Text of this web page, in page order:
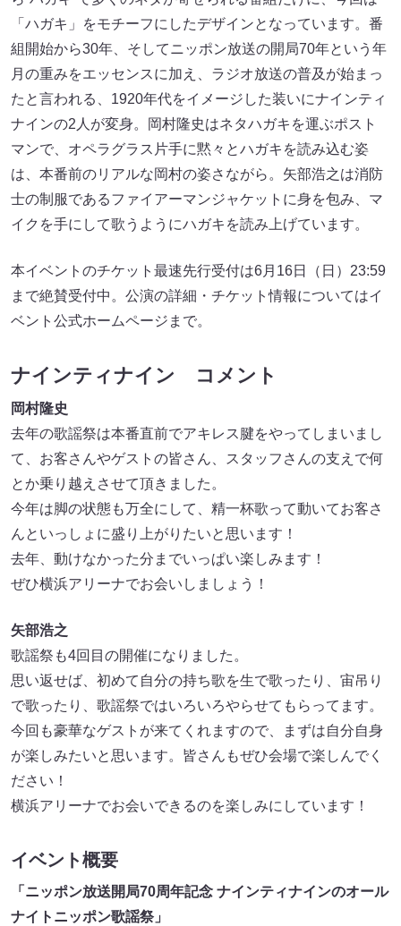
「ハガキ」をモチーフにしたデザインとなっています。番
組開始から30年、そしてニッポン放送の開局70年という年
月の重みをエッセンスに加え、ラジオ放送の普及が始まっ
たと言われる、1920年代をイメージした装いにナインティ
ナインの2人が変身。岡村隆史はネタハガキを運ぶポスト
マンで、オペラグラス片手に黙々とハガキを読み込む姿
は、本番前のリアルな岡村の姿さながら。矢部浩之は消防
士の制服であるファイアーマンジャケットに身を包み、マ
イクを手にして歌うようにハガキを読み上げています。
本イベントのチケット最速先行受付は6月16日（日）23:59
まで絶賛受付中。公演の詳細・チケット情報についてはイ
ベント公式ホームページまで。
ナインティナイン コメント
岡村隆史
去年の歌謡祭は本番直前でアキレス腱をやってしまいまし
て、お客さんやゲストの皆さん、スタッフさんの支えで何
とか乗り越えさせて頂きました。
今年は脚の状態も万全にして、精一杯歌って動いてお客さ
んといっしょに盛り上がりたいと思います！
去年、動けなかった分までいっぱい楽しみます！
ぜひ横浜アリーナでお会いしましょう！
矢部浩之
歌謡祭も4回目の開催になりました。
思い返せば、初めて自分の持ち歌を生で歌ったり、宙吊り
で歌ったり、歌謡祭ではいろいろやらせてもらってます。
今回も豪華なゲストが来てくれますので、まずは自分自身
が楽しみたいと思います。皆さんもぜひ会場で楽しんでく
ださい！
横浜アリーナでお会いできるのを楽しみにしています！
イベント概要
「ニッポン放送開局70周年記念 ナインティナインのオール
ナイトニッポン歌謡祭」